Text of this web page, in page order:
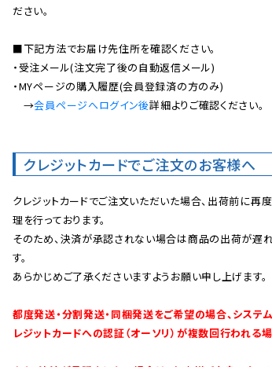
ださい。
■下記方法でお届け先住所を確認ください。
・受注メール(注文完了後の自動返信メール)
・MYページの購入履歴(会員登録済の方のみ)
→会員ページへログイン後詳細よりご確認ください。
クレジットカードでご注文のお客様へ
クレジットカードでご注文いただいた場合、出荷前に再度
理を行っております。
そのため、決済が承認されない場合は商品の出荷が遅
す。
あらかじめご了承くださいますようお願い申し上げます。
都度発送・分割発送・同梱発送をご希望の場合、システ
レジットカードへの認証（オーソリ）が複数回行われる場